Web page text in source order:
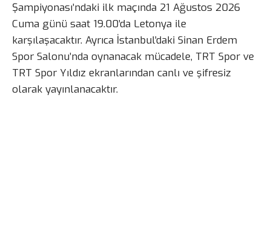
Şampiyonası’ndaki ilk maçında 21 Ağustos 2026
Cuma günü saat 19.00’da Letonya ile
karşılaşacaktır. Ayrıca İstanbul’daki Sinan Erdem
Spor Salonu’nda oynanacak mücadele, TRT Spor ve
TRT Spor Yıldız ekranlarından canlı ve şifresiz
olarak yayınlanacaktır.